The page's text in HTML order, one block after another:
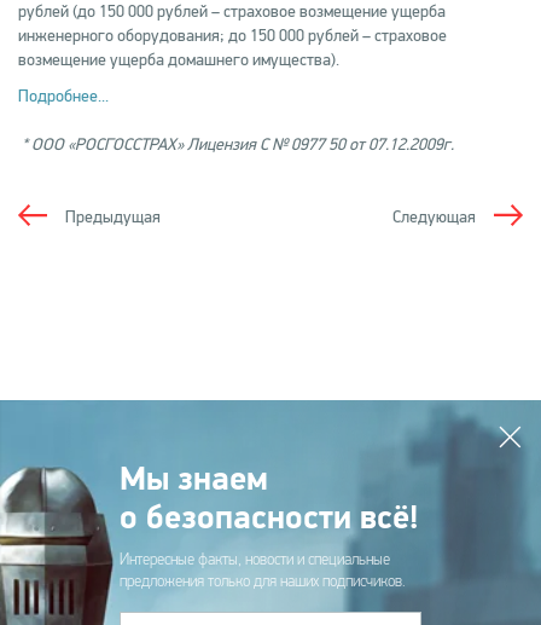
рублей (до 150 000 рублей – страховое возмещение ущерба
инженерного оборудования; до 150 000 рублей – страховое
возмещение ущерба домашнего имущества).
Подробнее...
* ООО «РОСГОССТРАХ» Лицензия С № 0977 50 от 07.12.2009г.
Следующая
Предыдущая
Мы знаем
о безопасности всё!
Интересные факты, новости и специальные
предложения только для наших подписчиков.